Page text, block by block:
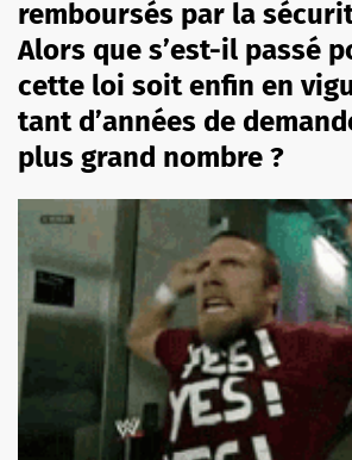
remboursés par la
Alors que s’est-il passé
cette loi soit enfin en
tant d’années de
plus grand nombre ?